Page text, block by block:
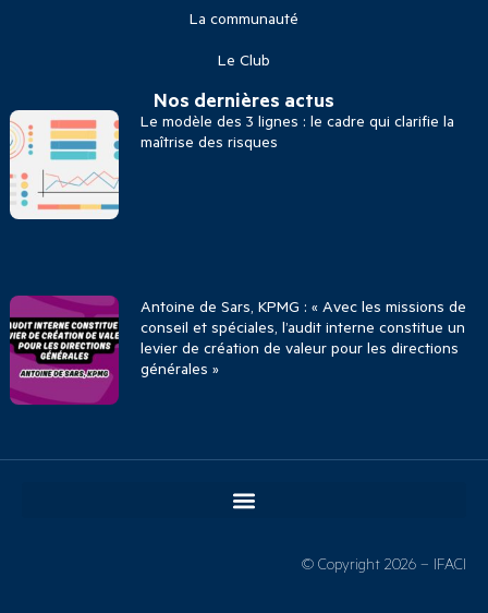
La communauté
Le Club
Nos dernières actus
Le modèle des 3 lignes : le cadre qui clarifie la
maîtrise des risques
Antoine de Sars, KPMG : « Avec les missions de
conseil et spéciales, l’audit interne constitue un
levier de création de valeur pour les directions
générales »
© Copyright 2026 – IFACI